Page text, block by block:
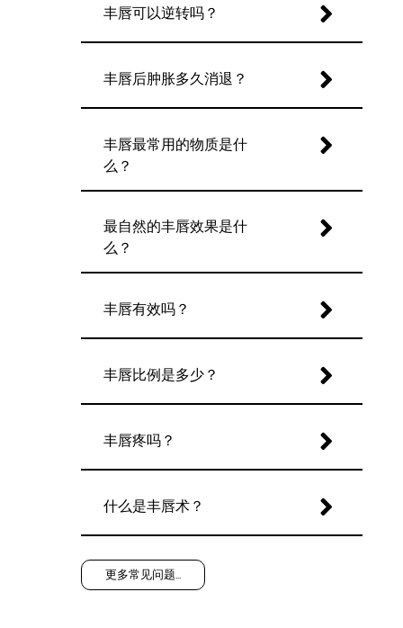
丰唇可以逆转吗？
丰唇后肿胀多久消退？
丰唇最常用的物质是什
么？
最自然的丰唇效果是什
么？
丰唇有效吗？
丰唇比例是多少？
丰唇疼吗？
什么是丰唇术？
更多常见问题…